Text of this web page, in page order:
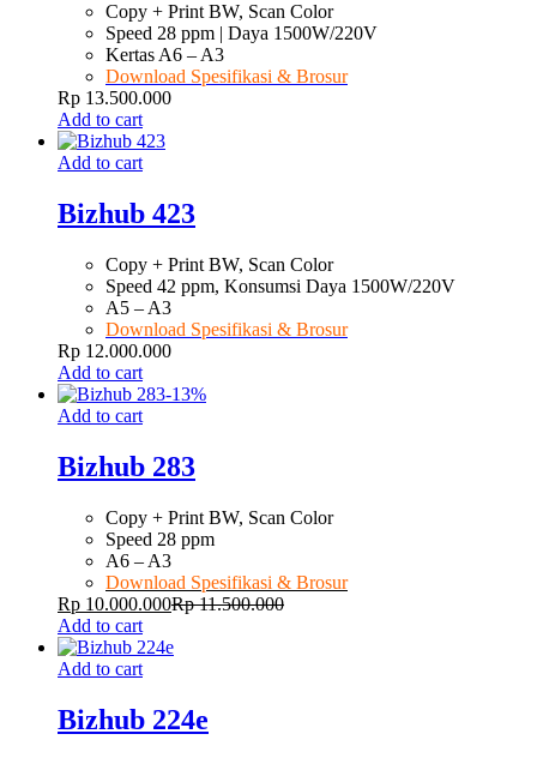
Copy + Print BW, Scan Color
Speed 28 ppm | Daya 1500W/220V
Kertas A6 – A3
Download Spesifikasi & Brosur
Rp 13.500.000
Add to cart
Add to cart
Bizhub 423
Copy + Print BW, Scan Color
Speed 42 ppm, Konsumsi Daya 1500W/220V
A5 – A3
Download Spesifikasi & Brosur
Rp 12.000.000
Add to cart
-13%
Add to cart
Bizhub 283
Copy + Print BW, Scan Color
Speed 28 ppm
A6 – A3
Download Spesifikasi & Brosur
Rp 10.000.000Rp11.500.000
Add to cart
Add to cart
Bizhub 224e